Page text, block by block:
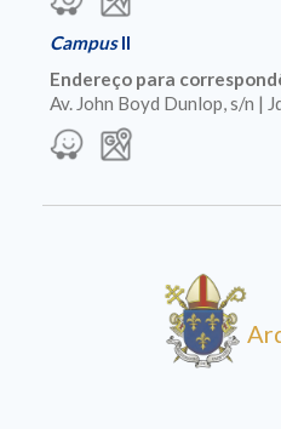
CampusII
Endereço para
Av. John Boyd Dunlop, s/n |